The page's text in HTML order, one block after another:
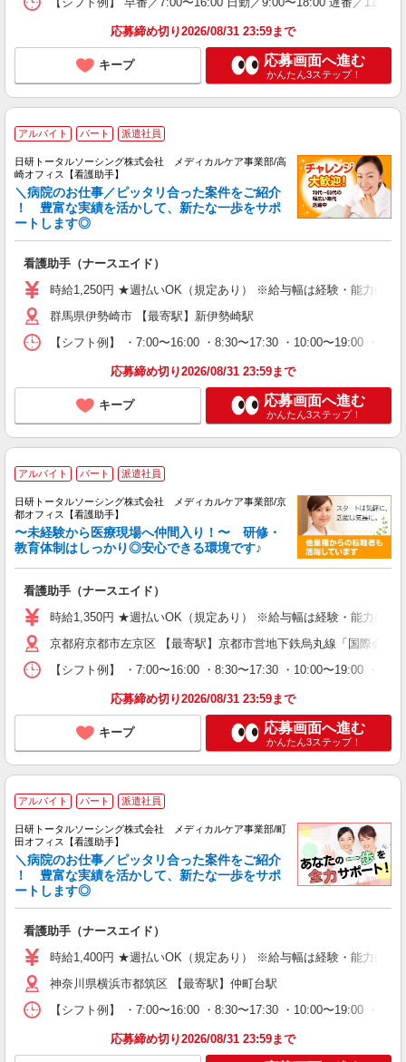
応募締め切り2026/08/31 23:59まで
キープ 応募画面へ進む
かんたん3ステップ！
アルバイト パート 派遣社員
日研トータルソーシング株式会社 メディカルケア事業部/高
崎オフィス【看護助手】
＼病院のお仕事／ピッタリ合った案件をご紹介
！ 豊富な実績を活かして、新たな一歩をサポ
ートします◎
看護助手（ナースエイド）
時給1,250円 ★週払いOK（規定あり） ※給与幅は経験・能力によ
群馬県伊勢崎市 【最寄駅】新伊勢崎駅
【シフト例】 ・7:00〜16:00 ・8:30〜17:30 ・10:00〜19:00 ・
応募締め切り2026/08/31 23:59まで
キープ 応募画面へ進む
かんたん3ステップ！
アルバイト パート 派遣社員
日研トータルソーシング株式会社 メディカルケア事業部/京
都オフィス【看護助手】
〜未経験から医療現場へ仲間入り！〜 研修・
教育体制はしっかり◎安心できる環境です♪
看護助手（ナースエイド）
時給1,350円 ★週払いOK（規定あり） ※給与幅は経験・能力によ
京都府京都市左京区 【最寄駅】京都市営地下鉄烏丸線「国際会館
【シフト例】 ・7:00〜16:00 ・8:30〜17:30 ・10:00〜19:00 ・
応募締め切り2026/08/31 23:59まで
キープ 応募画面へ進む
かんたん3ステップ！
アルバイト パート 派遣社員
日研トータルソーシング株式会社 メディカルケア事業部/町
田オフィス【看護助手】
＼病院のお仕事／ピッタリ合った案件をご紹介
！ 豊富な実績を活かして、新たな一歩をサポ
ートします◎
看護助手（ナースエイド）
時給1,400円 ★週払いOK（規定あり） ※給与幅は経験・能力によ
神奈川県横浜市都筑区 【最寄駅】仲町台駅
【シフト例】 ・7:00〜16:00 ・8:30〜17:30 ・10:00〜19:00 ・
応募締め切り2026/08/31 23:59まで